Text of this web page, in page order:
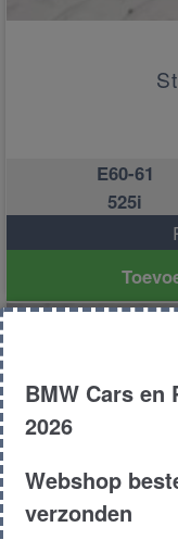
E60-61
525i
BMW Cars
2026
Webshop
verzonden